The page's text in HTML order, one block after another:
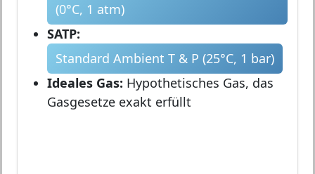
(0°C, 1 atm)
SATP:
Standard Ambient T & P (25°C, 1 bar)
Ideales Gas: Hypothetisches Gas, das
Gasgesetze exakt erfüllt